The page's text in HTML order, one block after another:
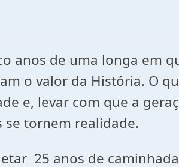
anos de uma longa em
o valor da História. O
e, levar com que a
se tornem realidade.
25 anos de